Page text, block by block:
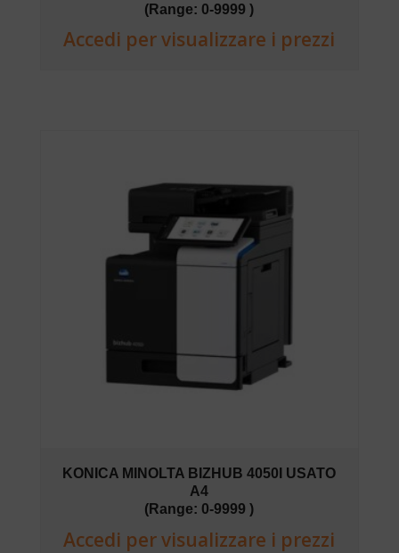
(Range: 0-9999 )
Accedi per visualizzare i prezzi
KONICA MINOLTA BIZHUB 4050I USATO
A4
(Range: 0-9999 )
Accedi per visualizzare i prezzi